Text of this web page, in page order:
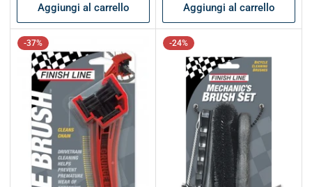
Aggiungi al carrello
listinoAggiungi al carrello
-37% -24%